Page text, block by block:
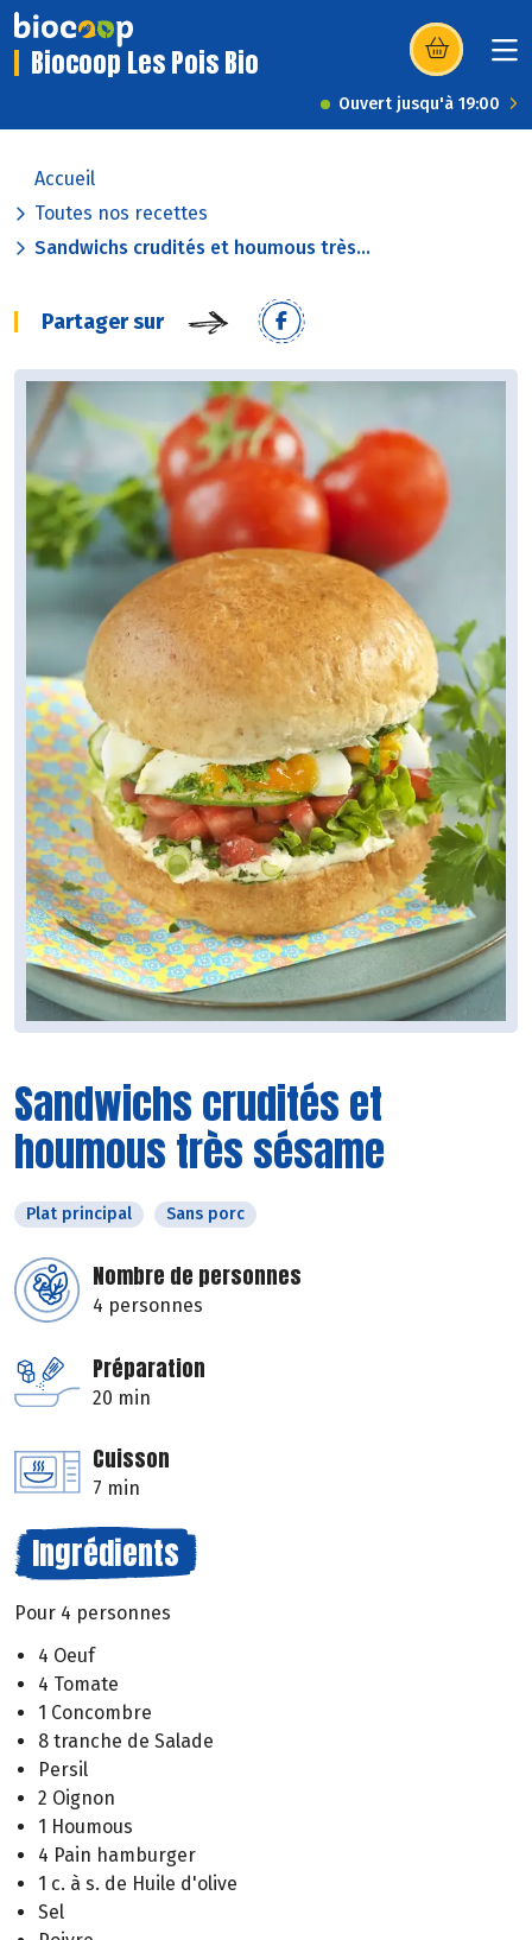
Biocoop Les Pois Bio (s’ouvre dans
Ouvert jusqu'à 19:00
Accueil
Toutes nos recettes
Sandwichs crudités et houmous très...
Partager sur
Sandwichs crudités et
houmous très sésame
Plat principal Sans porc
Nombre de personnes
4 personnes
Préparation
20 min
Cuisson
7 min
Ingrédients
Pour 4 personnes
4 Oeuf
4 Tomate
1 Concombre
8 tranche de Salade
Persil
2 Oignon
1 Houmous
4 Pain hamburger
1 c. à s. de Huile d'olive
Sel